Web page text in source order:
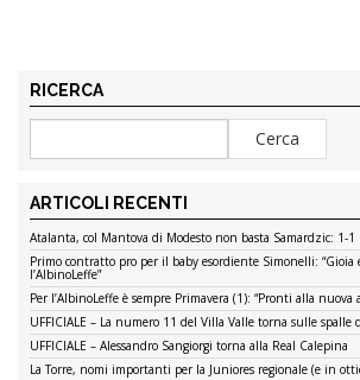
RICERCA
ARTICOLI RECENTI
Atalanta, col Mantova di Modesto non basta Samardzic: 1-1
Primo contratto pro per il baby esordiente Simonelli:
l’AlbinoLeffe”
Per l’AlbinoLeffe è sempre Primavera (1): “Pronti alla
UFFICIALE – La numero 11 del Villa Valle torna sulle spalle
UFFICIALE – Alessandro Sangiorgi torna alla Real Calepina
La Torre, nomi importanti per la Juniores regionale (e in